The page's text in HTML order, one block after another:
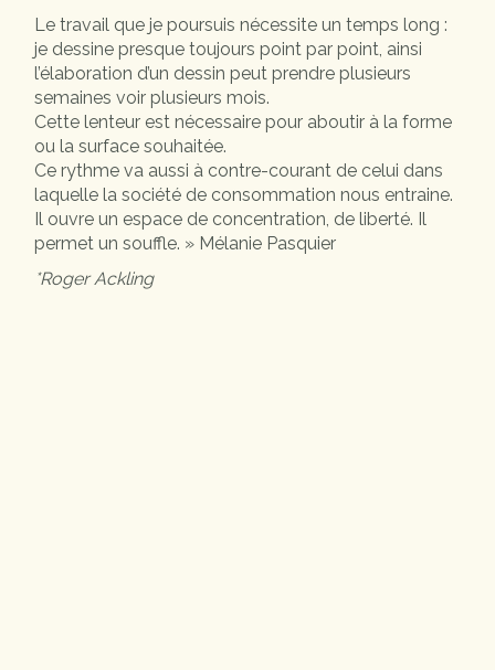
Le travail que je poursuis nécessite un temps long :
je dessine presque toujours point par point, ainsi
l’élaboration d’un dessin peut prendre plusieurs
semaines voir plusieurs mois.
Cette lenteur est nécessaire pour aboutir à la forme
ou la surface souhaitée.
Ce rythme va aussi à contre-courant de celui dans
laquelle la société de consommation nous entraine.
Il ouvre un espace de concentration, de liberté. Il
permet un souffle. » Mélanie Pasquier
*Roger Ackling